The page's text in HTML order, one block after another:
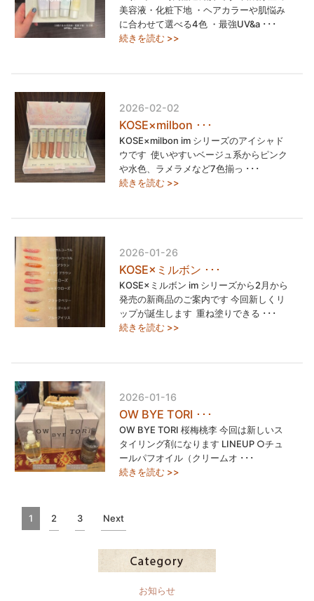
美容液・化粧下地 ・ヘアカラーや肌悩み
に合わせて選べる4色 ・最強UV&a ･･･
続きを読む >>
2026-02-02
KOSE×milbon ･･･
KOSE×milbon im シリーズのアイシャド
ウです ⁡ 使いやすいベージュ系からピンク
や水色、ラメラメなど7色揃っ ･･･
続きを読む >>
2026-01-26
KOSE×ミルボン ･･･
KOSE×ミルボン im シリーズから2月から
発売の新商品のご案内です 今回新しくリ
ップが誕生します ⁡ 重ね塗りできる ･･･
続きを読む >>
2026-01-16
OW BYE TORI ･･･
OW BYE TORI 桜梅桃李 今回は新しいス
タイリング剤になります LINEUP︎ ○チュ
ールパフオイル（クリームオ ･･･
続きを読む >>
1 2 3 Next
お知らせ